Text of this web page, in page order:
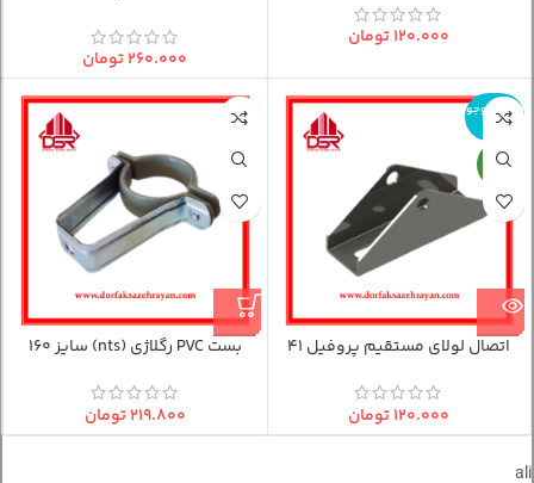
۱۲۰.۰۰۰تومان
۲۶۰.۰۰۰تومان
اتمام موجو
دی
جدید
اتصال لولای مستقیم پروفیل 41
۱۲۰.۰۰۰تومان
بست PVC رگلاژی (nts) سایز 160
۲۱۹.۸۰۰تومان
ali